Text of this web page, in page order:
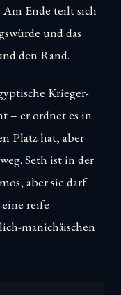
Ende teilt sich
und das
den Rand.
Krieger-
– er ordnet es in
Platz hat, aber
Seth ist in der
aber sie darf
reife
manichäischen